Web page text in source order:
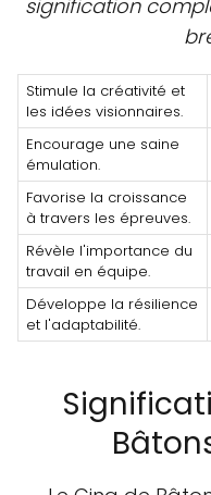
signification
Stimule la créativité et
les idées visionnaires.
Encourage une saine
émulation.
Favorise la croissance
à travers les épreuves.
Révèle l'importance du
travail en équipe.
Développe la résilience
et l'adaptabilité.